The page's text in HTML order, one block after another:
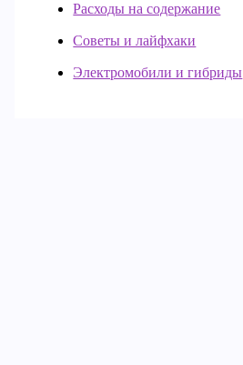
Расходы на содержание
Советы и лайфхаки
Электромобили и гибриды